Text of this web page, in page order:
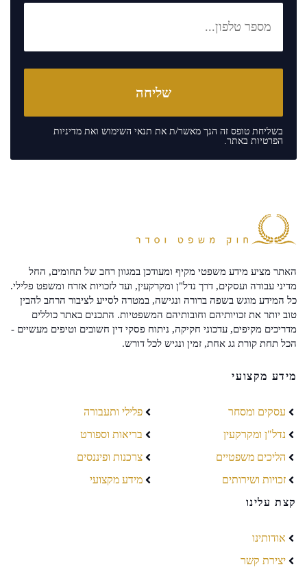
בשליחת טופס זה הנך מאשר/ת את תנאי השימוש ואת מדיניות
הפרטיות באתר.
האתר מציע מידע משפטי מקיף ומעודכן במגוון רחב של תחומים, החל
מדיני עבודה ועסקים, דרך נדל"ן ומקרקעין, ועד לזכויות אזרח ומשפט פלילי.
כל המידע מוגש בשפה ברורה ונגישה, במטרה לסייע לציבור הרחב להבין
טוב יותר את זכויותיהם וחובותיהם המשפטיות. התכנים באתר כוללים
מדריכים מקיפים, עדכוני חקיקה, ניתוח פסקי דין חשובים וטיפים מעשיים -
הכל תחת קורת גג אחת, זמין ונגיש לכל דורש.
מידע מקצועי
עסקים ומסחר
נדל"ן ומקרקעין
הליכים משפטיים
זכויות ושירותים
פלילי ותעבורה
בריאות וספורט
צרכנות ופיננסים
מידע מקצועי
קצת עלינו
אודותינו
יצירת קשר